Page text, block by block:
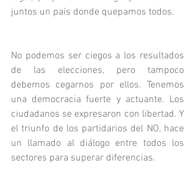
juntos un país donde quepamos todos.
No podemos ser ciegos a los resultados
de las elecciones, pero tampoco
debemos cegarnos por ellos. Tenemos
una democracia fuerte y actuante. Los
ciudadanos se expresaron con libertad. Y
el triunfo de los partidarios del NO, hace
un llamado al diálogo entre todos los
sectores para superar diferencias.